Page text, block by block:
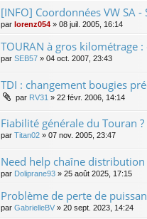
[INFO] Coordonnées VW SA -
par lorenz054 » 08 juil. 2005, 16:14
TOURAN à gros kilométrage
par SEB57 » 04 oct. 2007, 23:43
TDI : changement bougies
par RV31 » 22 févr. 2006, 14:14
Fiabilité générale du Touran ?
par Titan02 » 07 nov. 2005, 23:47
Need help chaîne distribution
par Doliprane93 » 25 août 2025, 17:15
Problème de perte de
par GabrielleBV » 20 sept. 2023, 14:24